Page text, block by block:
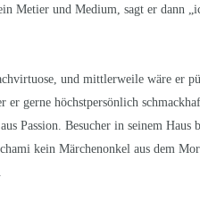
Metier und Medium, sagt er dann
und mittlerweile wäre er
gerne höchstpersönlich
Passion. Besucher in seinem Haus
kein Märchenonkel aus dem